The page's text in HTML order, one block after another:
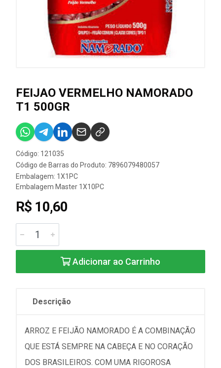
FEIJAO VERMELHO NAMORADO
T1 500GR
Código: 121035
Código de Barras do Produto: 7896079480057
Embalagem: 1X1PC
Embalagem Master 1X10PC
R$ 10,60
Adicionar ao Carrinho
Descrição
ARROZ E FEIJÃO NAMORADO É A COMBINAÇÃO
QUE ESTÁ SEMPRE NA CABEÇA E NO CORAÇÃO
DOS BRASILEIROS. COM UMA RIGOROSA